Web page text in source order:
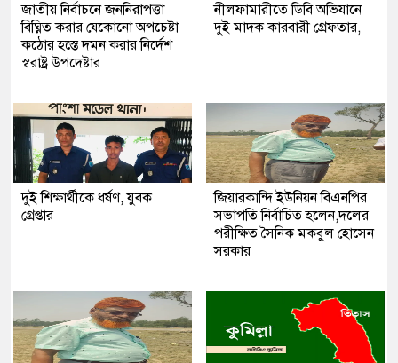
জাতীয় নির্বাচনে জননিরাপত্তা
বিঘ্নিত করার যেকোনো অপচেষ্টা
কঠোর হস্তে দমন করার নির্দেশ
স্বরাষ্ট্র উপদেষ্টার
নীলফামারীতে ডিবি অভিযানে
দুই মাদক কারবারী গ্রেফতার,
দুই শিক্ষার্থীকে ধর্ষণ, যুবক
গ্রেপ্তার
জিয়ারকান্দি ইউনিয়ন বিএনপির
সভাপতি নির্বাচিত হলেন,দলের
পরীক্ষিত সৈনিক মকবুল হোসেন
সরকার